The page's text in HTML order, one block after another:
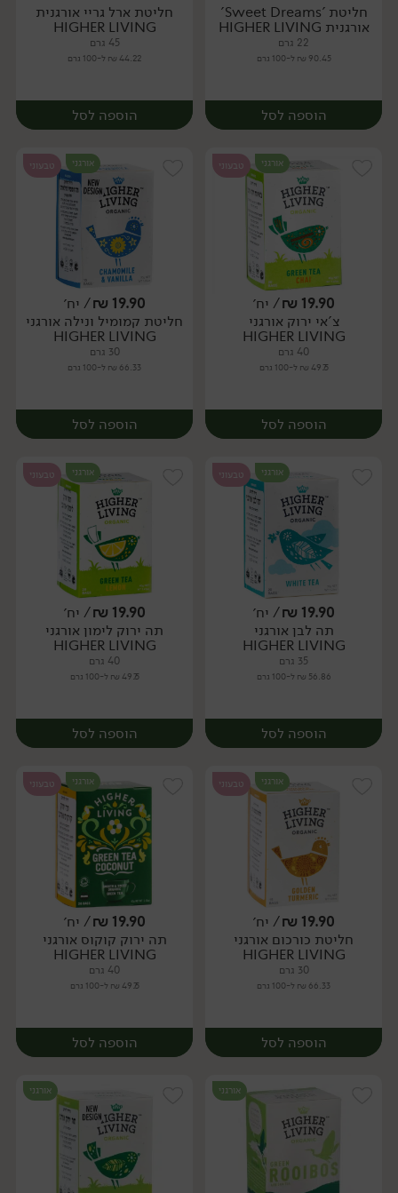
יח׳ יח׳
חליטת 'Sweet Dreams'
אורגנית HIGHER LIVING
22 גרם
90.45 ₪ ל-100 גרם
הוספה לסל
יח׳
חליטת ארל גריי אורגנית
HIGHER LIVING
45 גרם
44.22 ₪ ל-100 גרם
הוספה לסל
יח׳
אורגני טבעוני
19.90
₪/ יח׳
צ'אי ירוק אורגני
HIGHER LIVING
40 גרם
49.75 ₪ ל-100 גרם
הוספה לסל
יח׳
אורגני טבעוני
19.90
₪/ יח׳
חליטת קמומיל ונילה אורגני
HIGHER LIVING
30 גרם
66.33 ₪ ל-100 גרם
הוספה לסל
יח׳
אורגני טבעוני
19.90
₪/ יח׳
תה לבן אורגני
HIGHER LIVING
35 גרם
56.86 ₪ ל-100 גרם
הוספה לסל
יח׳
אורגני טבעוני
19.90
₪/ יח׳
תה ירוק לימון אורגני
HIGHER LIVING
40 גרם
49.75 ₪ ל-100 גרם
הוספה לסל
יח׳
אורגני טבעוני
19.90
₪/ יח׳
חליטת כורכום אורגני
HIGHER LIVING
30 גרם
66.33 ₪ ל-100 גרם
הוספה לסל
אורגני טבעוני
19.90
₪/ יח׳
תה ירוק קוקוס אורגני
HIGHER LIVING
40 גרם
49.75 ₪ ל-100 גרם
הוספה לסל
אורגני אורגני